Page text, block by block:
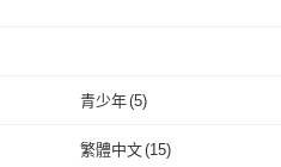
青少年(5)
青少年
繁體中文(15)
取消